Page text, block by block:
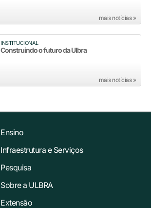
mais notícias »
INSTITUCIONAL
Construindo o futuro da Ulbra
mais notícias »
Ensino
Infraestrutura e Serviços
Pesquisa
Sobre a ULBRA
Extensão